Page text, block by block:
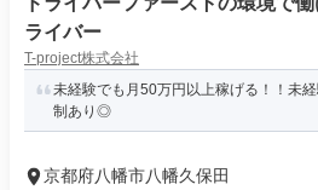
ライバー
T-project株式会社
未経験でも月50万円以上稼げる！！未
制あり◎
京都府八幡市八幡久保田